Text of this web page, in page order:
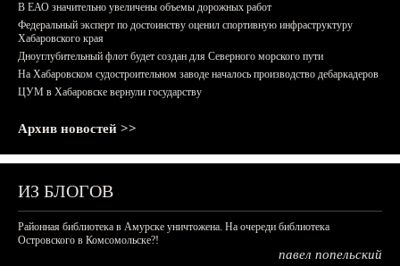
В ЕАО значительно увеличены объемы дорожных работ
Федеральный эксперт по достоинству оценил спортивную инфраструктуру
Хабаровского края
Дноуглубительный флот будет создан для Северного морского пути
На Хабаровском судостроительном заводе началось производство дебаркадеров
ЦУМ в Хабаровске вернули государству
Архив новостей >>
ИЗ БЛОГОВ
Районная библиотека в Амурске уничтожена. На очереди библиотека
Островского в Комсомольске?!
павел попельский